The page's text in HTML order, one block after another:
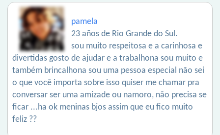
pamela
23 años de Rio Grande do Sul.
sou muito respeitosa e a carinhosa e
divertidas gosto de ajudar e a trabalhona sou muito e
também brincalhona sou uma pessoa especial não sei
o que você importa sobre isso quiser me chamar pra
conversar ser uma amizade ou namoro, não precisa se
ficar ...ha ok meninas bjos assim que eu fico muito
feliz ??